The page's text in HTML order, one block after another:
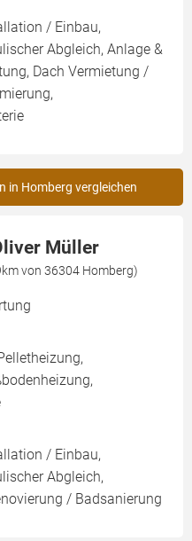
/ Einbau,
Abgleich, Anlage &
Dach Vermietung /
in Homberg vergleichen
Müller
von 36304 Homberg)
/ Einbau,
Abgleich,
/ Badsanierung